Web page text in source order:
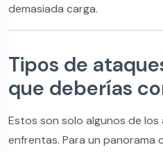
demasiada carga.
Tipos de
que deberías
Estos son solo algunos de
enfrentas. Para un panorama